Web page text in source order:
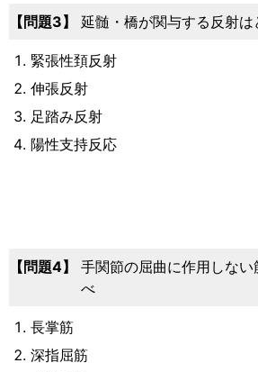
3 延髄・橋が関与する反射は
緊張性頚反射
伸張反射
足踏み反射
陽性支持反応
4
手関節の屈曲に作用しな
べ
長掌筋
深指屈筋